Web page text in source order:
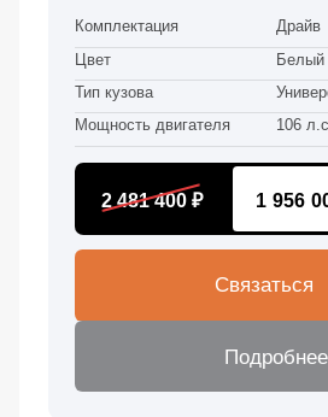
Комплектация
Драйв
Цвет
Белый
Тип кузова
Мощность двигателя
106
2 481 400 ₽ 1 956
Связаться
Подробнее